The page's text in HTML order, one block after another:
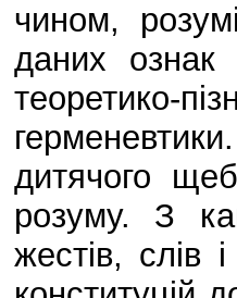
чином,
даних ознак
теоретико-
дитячого
розуму. З
жестів, слів